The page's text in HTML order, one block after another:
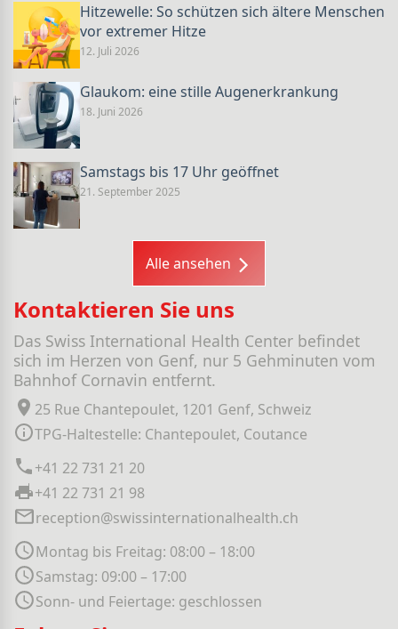
Hitzewelle: So schützen sich ältere Menschen
vor extremer Hitze
12. Juli 2026
Glaukom: eine stille Augenerkrankung
18. Juni 2026
Samstags bis 17 Uhr geöffnet
21. September 2025
Alle ansehen
Kontaktieren Sie uns
Das Swiss International Health Center befindet
sich im Herzen von Genf, nur 5 Gehminuten vom
Bahnhof Cornavin entfernt.
25 Rue Chantepoulet, 1201 Genf, Schweiz
TPG-Haltestelle: Chantepoulet, Coutance
+41 22 731 21 20
+41 22 731 21 98
reception@swissinternationalhealth.ch
Montag bis Freitag: 08:00 – 18:00
Samstag: 09:00 – 17:00
Sonn- und Feiertage: geschlossen